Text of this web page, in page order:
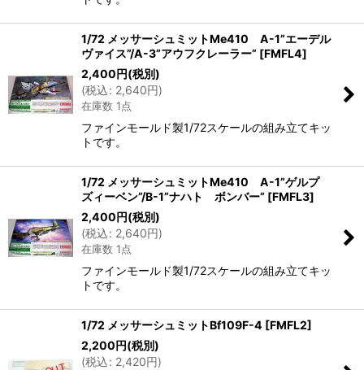
1/72 メッサーシュミットMe410 A-1”エーデル
ヴァイス”/A-3”アウフクレーラー” [FMFL4]
2,400円(税別)
(税込: 2,640円)
在庫数 1点
ファインモールド製1/72スケールの組み立てキッ
トです。
1/72 メッサーシュミットMe410 A-1”ゲルプ
ズィーベン”/B-1”ナハト ボンバー” [FMFL3]
2,400円(税別)
(税込: 2,640円)
在庫数 1点
ファインモールド製1/72スケールの組み立てキッ
トです。
1/72 メッサーシュミットBf109F-4 [FMFL2]
2,200円(税別)
(税込: 2,420円)